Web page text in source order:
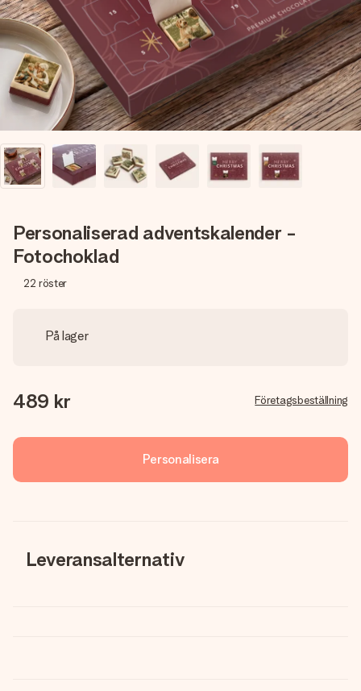
namn, ditt foto eller ett meddelande som verkligen berör
hennes hjärta. Inget krångel, bara med all kärlek för stunden.
Personaliserad adventskalender -
Fotochoklad
22 röster
På lager
489 kr Företagsbeställning
Personalisera
Leveransalternativ